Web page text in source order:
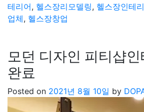
테리어, 헬스장리모델링, 헬스장인테
업체, 헬스장창업
모던 디자인 피티샵
완료
Posted on 2021년 8월 10일 by